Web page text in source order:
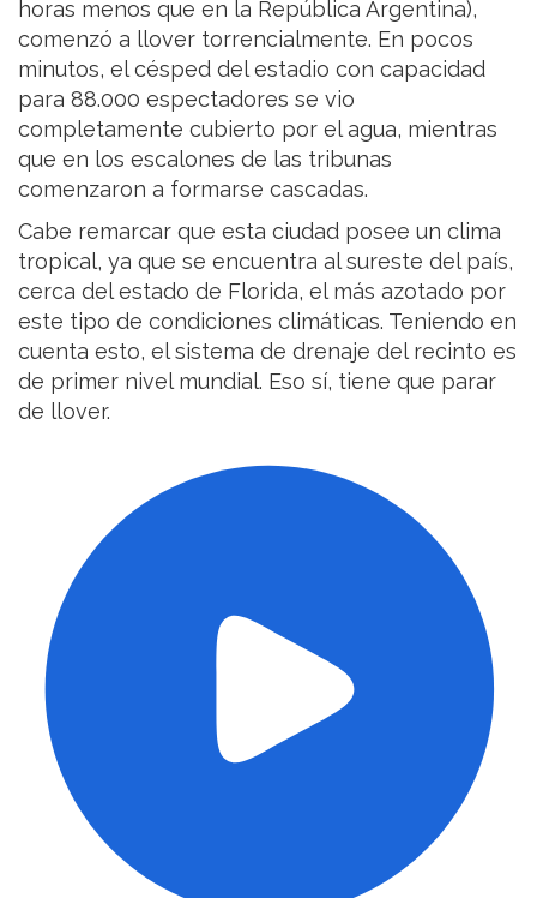
horas menos que en la República Argentina),
comenzó a llover torrencialmente. En pocos
minutos, el césped del estadio con capacidad
para 88.000 espectadores se vio
completamente cubierto por el agua, mientras
que en los escalones de las tribunas
comenzaron a formarse cascadas.
Cabe remarcar que esta ciudad posee un clima
tropical, ya que se encuentra al sureste del país,
cerca del estado de Florida, el más azotado por
este tipo de condiciones climáticas. Teniendo en
cuenta esto, el sistema de drenaje del recinto es
de primer nivel mundial. Eso sí, tiene que parar
de llover.